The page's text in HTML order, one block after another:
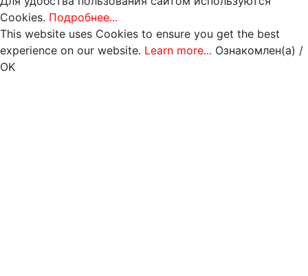
Cookies. Подробнее...
This website uses Cookies to ensure you get the best
experience on our website. Learn more... Ознакомлен(а) /
OK